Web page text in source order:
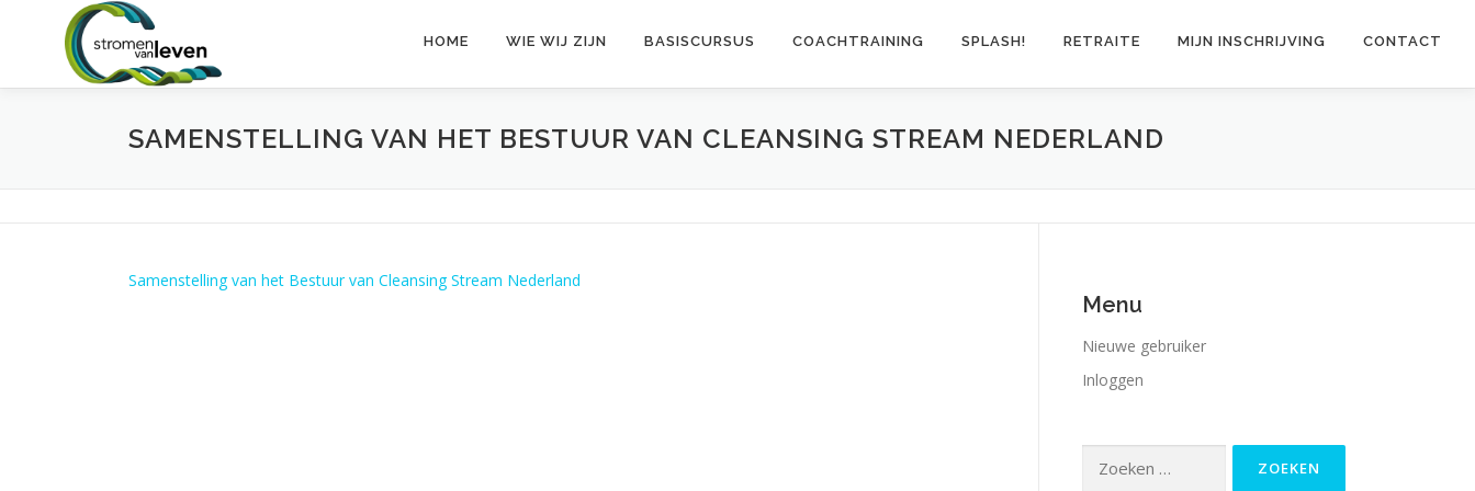
inhoud
HOME WIE WIJ ZIJN BASISCURSUS COACHTRAINING SPLASH! RETRAITE MIJN INSCHRIJVING CONTACT
SAMENSTELLING VAN HET BESTUUR VAN CLEANSING STREAM NEDERLAND
Samenstelling van het Bestuur van Cleansing Stream Nederland
Menu
Nieuwe gebruiker
Inloggen
naar: